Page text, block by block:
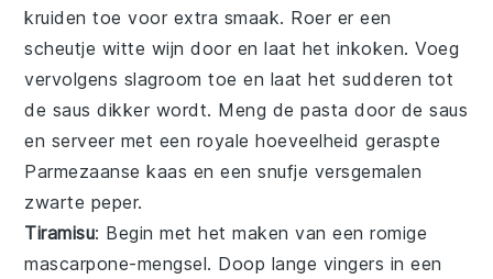
kruiden toe voor extra smaak. Roer er een
scheutje witte wijn door en laat het inkoken. Voeg
vervolgens slagroom toe en laat het sudderen tot
de saus dikker wordt. Meng de pasta door de saus
en serveer met een royale hoeveelheidgeraspte
Parmezaanse kaas en een snufje versgemalen
zwarte peper.
Tiramisu: Begin met het maken van eenromige
mascarpone-mengsel. Doop lange vingers in een